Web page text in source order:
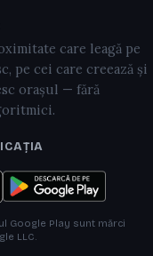
care leagă pe
pe cei care creează și
orașul — fără
Google Play sunt mărci
LLC.